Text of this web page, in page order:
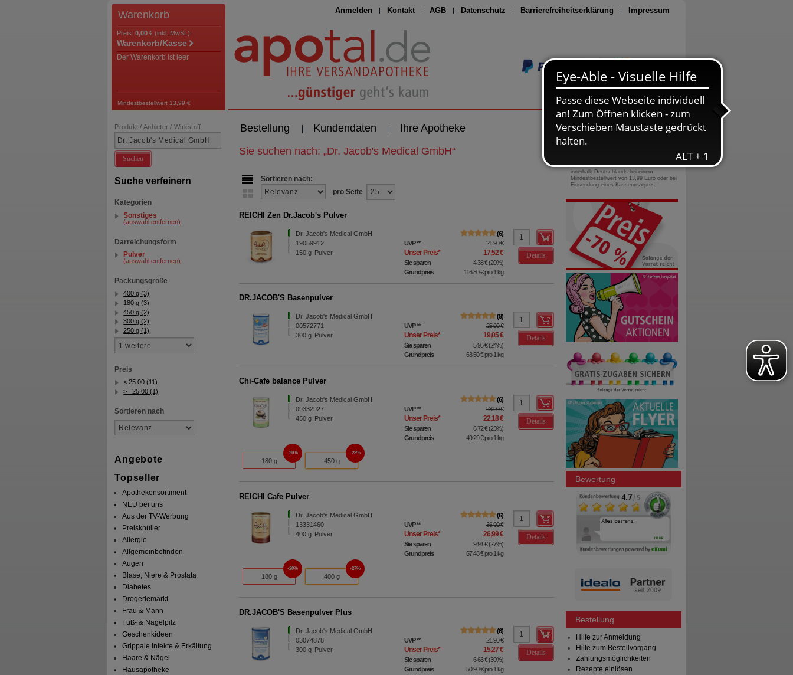
Anmelden Kontakt AGB Datenschutz Barrierefreiheitserklärung Impressum
Seite drucken
Warenkorb
Preis: 0,00 € (inkl. MwSt.)
Warenkorb/Kasse
Der Warenkorb ist leer
Mindestbestellwert 13,99 €
Bestellung Kundendaten Ihre Apotheke
Produkt / Anbieter / Wirkstoff
Suchen
Suche verfeinern
Kategorien
Sonstiges
(auswahl entfernen)
Darreichungsform
Pulver
(auswahl entfernen)
Packungsgröße
400 g (3)
180 g (3)
450 g (2)
300 g (2)
250 g (1)
Preis
< 25.00 (11)
>= 25.00 (1)
Sortieren nach
Angebote
Topseller
Apothekensortiment
NEU bei uns
Aus der TV-Werbung
Preisknüller
Allergie
Allgemeinbefinden
Augen
Blase, Niere & Prostata
Diabetes
Drogeriemarkt
Frau & Mann
Fuß- & Nagelpilz
Geschenkideen
Grippale Infekte & Erkältung
Haare & Nägel
Hausapotheke
Sie suchen nach: „Dr. Jacob's Medical GmbH“
Sortieren nach:
pro Seite
REICHI Zen Dr.Jacob's Pulver
Dr. Jacob's Medical GmbH
19059912
150g Pulver
6
UVP** 21,90 €
Unser Preis* 17,52 €
Sie sparen 4,38 €(20%)
Grundpreis
116,80 €pro 1 kg
Details
DR.JACOB'S Basenpulver
Dr. Jacob's Medical GmbH
00572771
300g Pulver
9
UVP** 25,00 €
Unser Preis* 19,05 €
Sie sparen 5,95 €(24%)
Grundpreis
63,50 €pro 1 kg
Details
Chi-Cafe balance Pulver
Dr. Jacob's Medical GmbH
09332927
450g Pulver
6
UVP** 28,90 €
Unser Preis* 22,18 €
Sie sparen 6,72 €(23%)
Grundpreis
49,29 €pro 1 kg
Details
180 g
20%
450 g
23%
REICHI Cafe Pulver
Dr. Jacob's Medical GmbH
13331460
400g Pulver
6
UVP** 36,90 €
Unser Preis* 26,99 €
Sie sparen 9,91 €(27%)
Grundpreis
67,48 €pro 1 kg
Details
180 g
20%
400 g
27%
DR.JACOB'S Basenpulver Plus
Dr. Jacob's Medical GmbH
03074878
300g Pulver
6
UVP** 21,90 €
Unser Preis* 15,27 €
Sie sparen 6,63 €(30%)
Grundpreis
50,90 €pro 1 kg
Details
0800-10 11 422
gebührenfreie Rufnummer
innerhalb Deutschlands bei einem
Mindestbestellwert von 13,99 Euro oder bei
Einsendung eines Kassenrezeptes
Bewertung
Bestellung
Hilfe zur Anmeldung
Hilfe zum Bestellvorgang
Zahlungsmöglichkeiten
Rezepte einlösen